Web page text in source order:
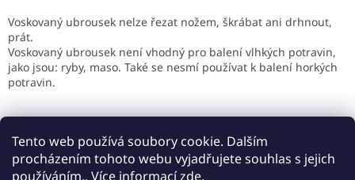
Tento web používá soubory cookie. Dalším
procházením tohoto webu vyjadřujete souhlas s jejich
používáním.. Více informacízde.
Voskovaný ubrousek nelze řezat nožem, škrábat ani drhnout,
prát.
Voskovaný ubrousek není vhodný pro balení vlhkých potravin,
jako jsou: ryby, maso. Také se nesmí používat k balení horkých
potravin.
PŘEDCHOZÍ ČLÁNEK DALŠÍ ČLÁNEK